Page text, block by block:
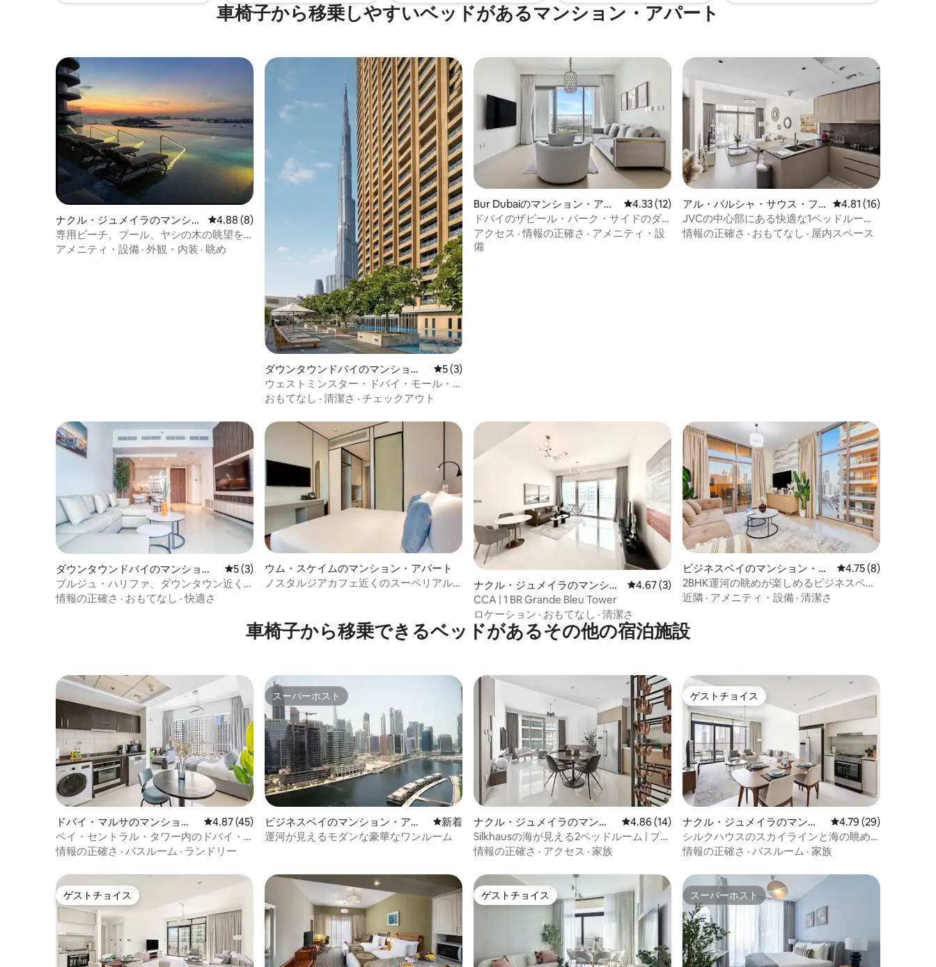
車椅子から移乗しやすいベッドがあるマンション・アパート
ナクル・ジュメイラのマンショ
ン・アパート
レビュー8件、5つ星中4.88つ星の平均評価
4.88 (8)
専用ビーチ、プール、ヤシの木の眺望を
楽しめる2寝室の豪華なお部屋
アメニティ・設備 · 外観・内装 · 眺め
ダウンタウンドバイのマンショ
ン・アパート
レビュー3件、5つ星中5つ星の平均評価
5 (3)
ウェストミンスター・ドバイ・モール・
レジデンス・スタジオ528096
おもてなし · 清潔さ · チェックアウト
Bur Dubaiのマンション・アパ
ート
レビュー12件、5つ星中4.33つ星の平均評価
4.33 (12)
ドバイのザビール・パーク・サイドのダ
ウンタウンにある、The Frameが見える1
寝室の宿泊先
アクセス ·情報の正確さ · アメニティ・設
備
アル・バルシャ・サウス・フ
ォースのマンション・アパー
ト
レビュー16件、5つ
4.81 (16)
JVCの中心部にある快適な1ベッドルーム
アパート
情報の正確さ · おもてなし · 屋内スペース
ダウンタウンドバイのマンショ
ン・アパート
レビュー3件、5つ星中5つ星の平均評価
5 (3)
ブルジュ・ハリファ、ダウンタウン近く
の豪華な2ベッドルームのImperial
情報の正確さ · おもてなし ·快適さ
ウム・スケイムのマンション・アパート
ノスタルジアカフェ近くのスーペリアル
ナクル・ジュメイラのマンショ
ン・アパート
レビュー3件、5つ星中4.67つ星の平均評価
4.67 (3)
CCA | 1 BR Grande Bleu Tower
ロケーション · おもてなし · 清潔さ
ビジネスベイのマンション・ア
パート
レビュー8件、5つ
4.75 (8)
2BHK運河の眺めが楽しめるビジネスベイ
の宿泊先
近隣 · アメニティ・設備 · 清潔さ
車椅子から移乗できるベッドがあるその他の宿泊施設
ドバイ・マルサのマンショ
ン・アパート
レビュー45件、5つ星中4.87つ星の平均評価
4.87 (45)
ベイ・セントラル・タワー内のドバイ・
マリーナのワンルーム
情報の正確さ · バスルーム · ランドリー
スーパーホスト
スーパーホスト
ビジネスベイのマンション・アパ
ート
新しい宿泊先
新着
運河が見えるモダンな豪華なワンルーム
ナクル・ジュメイラのマンシ
ョン・アパート
レビュー14件、5つ星中4.86つ星の平均評価
4.86 (14)
Silkhausの海が見える2ベッドルーム | プラ
イベートビーチ | Emaar
情報の正確さ · アクセス · 家族
ゲストチョイス
ゲストチョイス
ナクル・ジュメイラのマンシ
ョン・アパート
レビュー29件、5つ
4.79 (29)
シルクハウスのスカイラインと海の眺め|
マリーナビスタワー
情報の正確さ · バスルーム · 家族
ゲストチョイス
ゲストチョイス ゲストチョイス
ゲストチョイス スーパーホスト
スーパーホスト